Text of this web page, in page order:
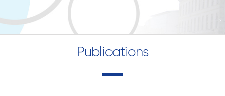
Publications